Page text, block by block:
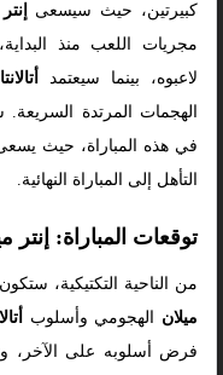
كبيرتين، حيث سيسعى
مجريات اللعب منذ
لاعبوه، بينما سيعتمد
أتالانتا
الهجمات المرتدة
في هذه المباراة، حيث
التأهل إلى المباراة النهائية.
توقعات المباراة: إنتر
من الناحية التكتيكية،
ميلان الهجومي وأسلوب
فرض أسلوبه على الآخر،